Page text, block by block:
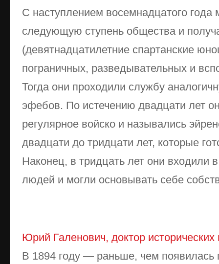
С наступлением восемнадцатого года
следующую ступень общества и
(девятнадцатилетние спартанские
пограничных, разведывательных и
Тогда они проходили службу
эфебов. По истечению двадцати лет
регулярное войско и назывались
двадцати до тридцати лет, которые
Наконец, в тридцать лет они входили
людей и могли основывать себе
Юрий Галенович, доктор исторических
В 1894 году — раньше, чем появилась